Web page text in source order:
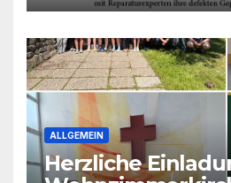
ALLGEMEIN
Herzliche